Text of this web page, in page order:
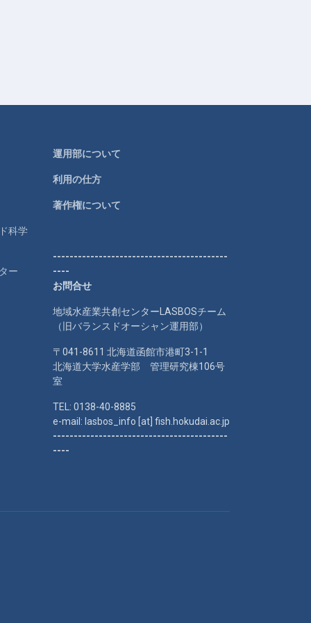
科学
ー
運用部について
利用の仕方
著作権について
------------------------------------------
----
お問合せ
地域水産業共創センターLASBOSチーム
（旧バランスドオーシャン運用部）
〒041-8611 北海道函館市港町3-1-1
北海道大学水産学部 管理研究棟106号
室
TEL: 0138-40-8885
e-mail: lasbos_info [at] fish.hokudai.ac.jp
------------------------------------------
----